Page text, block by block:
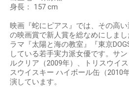
身長： 157 cm
映画『蛇にピアス』では、その高
の映画賞で新人賞を総なめにしま
ラマ『太陽と海の教室』『東京
している若手実力派女優です。サ
ルクリア（2009年）、トリスウイ
スウイスキー ハイボール缶（2010
演しています。